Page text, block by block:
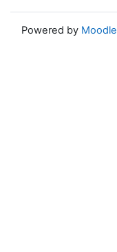
Powered by Moodle